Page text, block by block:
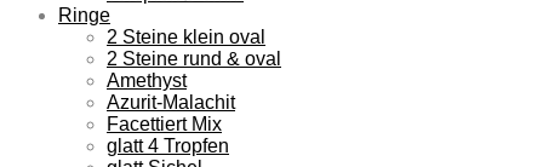
Ringe
2 Steine klein oval
2 Steine rund & oval
Amethyst
Azurit-Malachit
Facettiert Mix
glatt 4 Tropfen